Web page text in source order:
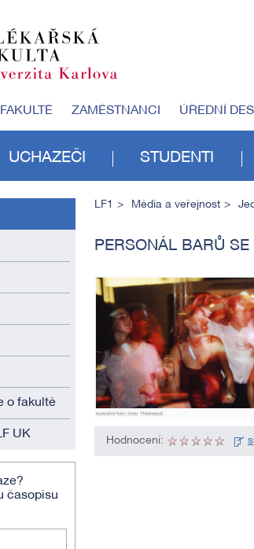
ZAMĚSTNANCI ÚŘEDNÍ
UCHAZEČI STUDENTI
o fakultě
UK
časopisu
LF1 Média a veřejnost
PERSONÁL BARŮ
Hodnocení: